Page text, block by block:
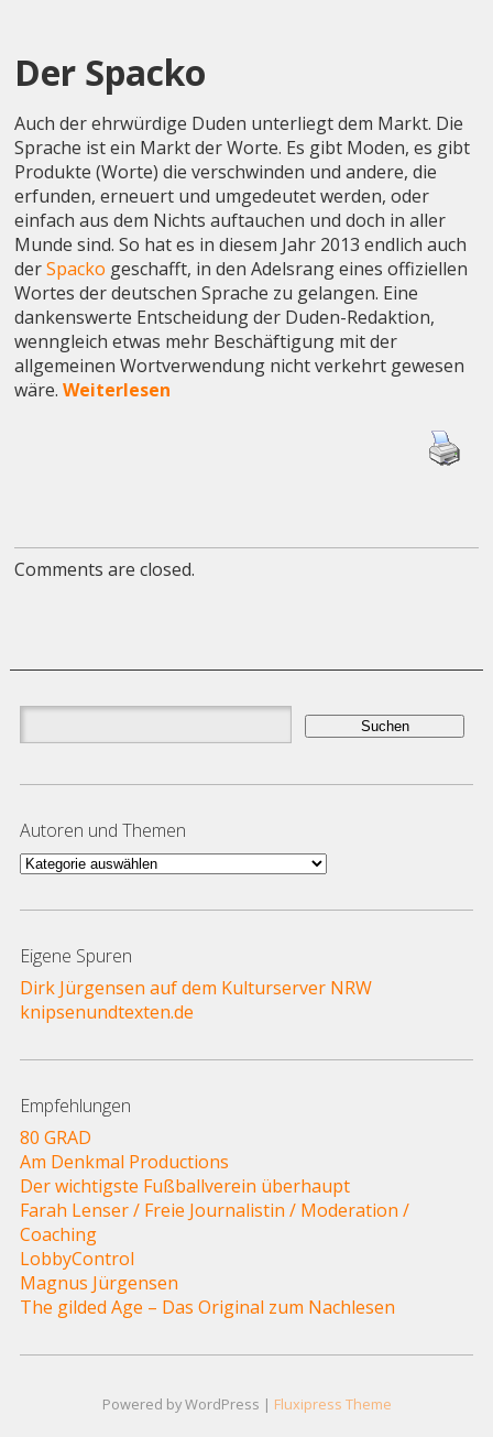
Der Spacko
Auch der ehrwürdige Duden unterliegt dem Markt. Die
Sprache ist ein Markt der Worte. Es gibt Moden, es gibt
Produkte (Worte) die verschwinden und andere, die
erfunden, erneuert und umgedeutet werden, oder
einfach aus dem Nichts auftauchen und doch in aller
Munde sind. So hat es in diesem Jahr 2013 endlich auch
derSpacko geschafft, in den Adelsrang eines offiziellen
Wortes der deutschen Sprache zu gelangen. Eine
dankenswerte Entscheidung der Duden-Redaktion,
wenngleich etwas mehr Beschäftigung mit der
allgemeinen Wortverwendung nicht verkehrt gewesen
wäre.Weiterlesen
Comments are closed.
Suchen
nach:
Autoren und Themen
Autoren
Themen
Eigene Spuren
Dirk Jürgensen auf dem Kulturserver NRW
knipsenundtexten.de
Empfehlungen
80 GRAD
Am Denkmal Productions
Der wichtigste Fußballverein überhaupt
Farah Lenser / Freie Journalistin / Moderation /
Coaching
LobbyControl
Magnus Jürgensen
The gilded Age – Das Original zum Nachlesen
Powered by WordPress | Fluxipress Theme